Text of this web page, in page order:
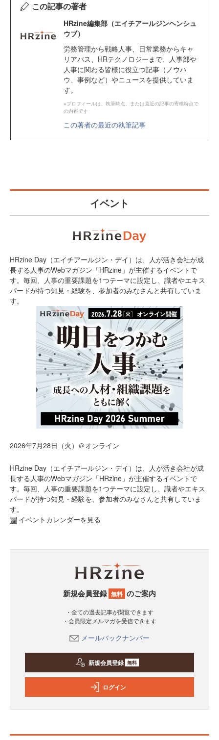
この記事の著者
HRzine編集部（エイチアールジンヘンシュ
ウブ）
労務管理から戦略人事、日常業務からキャ
リアパス、HRテクノロジーまで、人事部や
人事に関わる皆様に役立つ記事（ノウハ
ウ、事例など）やニュースを提供していま
す。
※プロフィールは、執筆時点、または直近の記事の寄稿時点で
の内容です
この著者の最近の執筆記事
イベント
HRzine Day（エイチアールジン・デイ）は、人が活き会社が成
長する人事のWebマガジン「HRzine」が主催するイベントで
す。毎回、人事の重要課題を1つテーマに設定し、識者やエキス
パードが持つ知見・経験を、参加者のみなさんと共有していま
す。
2026年7月28日（火）＠オンライン
HRzine Day（エイチアールジン・デイ）は、人が活き会社が成
長する人事のWebマガジン「HRzine」が主催するイベントで
す。毎回、人事の重要課題を1つテーマに設定し、識者やエキス
パードが持つ知見・経験を、参加者のみなさんと共有していま
す。
イベントカレンダーを見る
新規会員登録 無料 のご案内
・全ての過去記事が閲覧できます
・会員限定メルマガを受信できます
メールバックナンバー
新規会員登録 無料
ログイン